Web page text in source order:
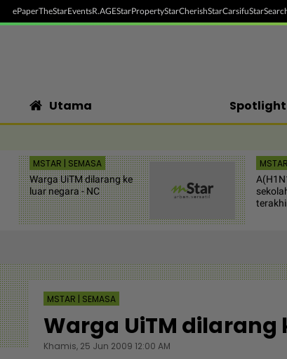
ePaperTheStarEventsR.AGEStarPropertyStarCherishStarCarsifu
Utama Spotlight
MSTAR | SEMASA
Warga UiTM dilarang ke
luar negara - NC
MSTAR | SEMASA
Warga UiTM dilarang
Khamis, 25 Jun 2009 12:00 AM